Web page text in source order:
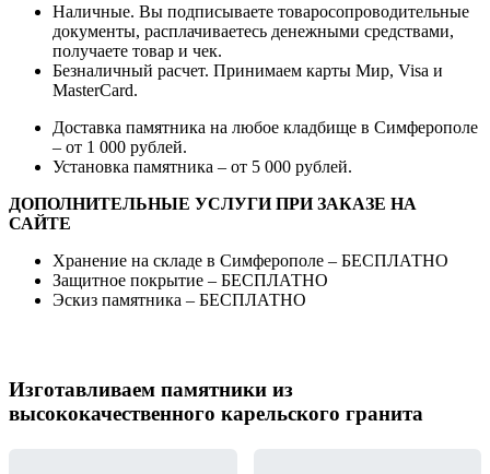
Наличные. Вы подписываете товаросопроводительные
документы, расплачиваетесь денежными средствами,
получаете товар и чек.
Безналичный расчет. Принимаем карты Мир, Visa и
MasterCard.
Доставка памятника на любое кладбище в Симферополе
– от 1 000 рублей.
Установка памятника – от 5 000 рублей.
ДОПОЛНИТЕЛЬНЫЕ УСЛУГИ ПРИ ЗАКАЗЕ НА
САЙТЕ
Хранение на складе в Симферополе – БЕСПЛАТНО
Защитное покрытие – БЕСПЛАТНО
Эскиз памятника – БЕСПЛАТНО
Изготавливаем памятники из
высококачественного карельского гранита